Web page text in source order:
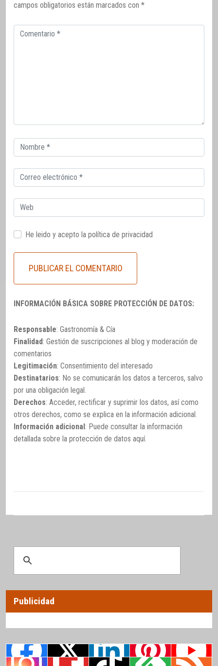
campos obligatorios están marcados con *
Comentario
Correo
electrónico
Correo
electrónico
Web
He leido y acepto la política de privacidad
INFORMACIÓN BÁSICA SOBRE PROTECCIÓN DE DATOS:
Responsable: Gastronomía & Cía
Finalidad: Gestión de suscripciones al blog y moderación de
comentarios
Legitimación: Consentimiento del interesado
Destinatarios: No se comunicarán los datos a terceros, salvo
por una obligación legal.
Derechos: Acceder, rectificar y suprimir los datos, así como
otros derechos, como se explica en la información adicional.
Información adicional: Puede consultar la información
detallada sobre la protección de datos aquí.
Publicidad